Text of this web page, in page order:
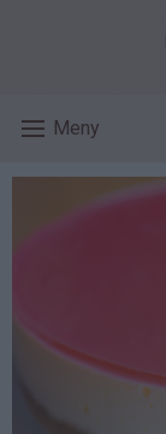
Meny